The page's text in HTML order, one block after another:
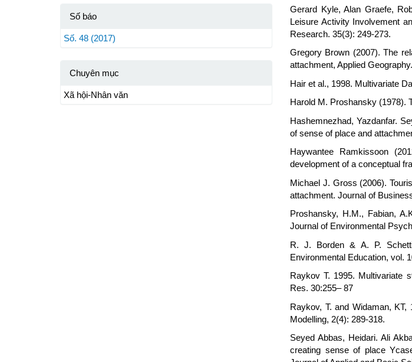
Số báo
Số. 48 (2017)
Chuyên mục
Xã hội-Nhân văn
Gerard Kyle, Alan Graefe,
Leisure Activity Involvement
Research. 35(3): 249-273.
Gregory Brown (2007). The
attachment, Applied
Hair et al., 1998. Multivariate
Harold M. Proshansky (1978).
Hashemnezhad, Yazdanfar.
of sense of place and
Haywantee Ramkissoon
development of a conceptual
Michael J. Gross (2006).
attachment. Journal of
Proshansky, H.M., Fabian,
Journal of Environmental
R. J. Borden & A. P.
Environmental Education, vol.
Raykov T. 1995. Multivariate
Res. 30:255– 87
Raykov, T. and Widaman,
Modelling, 2(4): 289-318.
Seyed Abbas, Heidari. Ali
creating sense of place